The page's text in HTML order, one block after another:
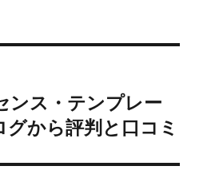
ンス・テンプレー
グから評判と口コミ